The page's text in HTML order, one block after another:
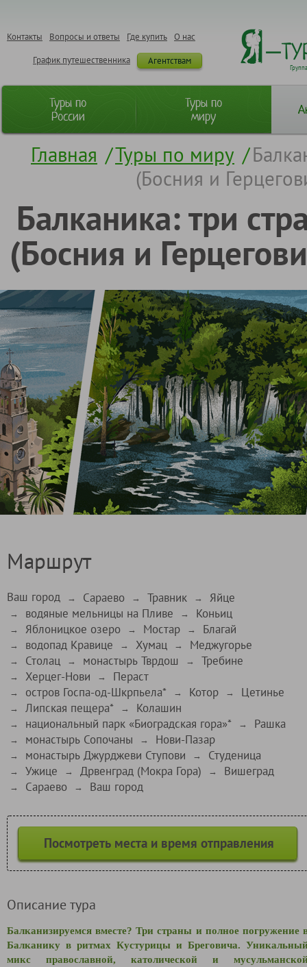
О нас
Где купить
Вопросы и ответы
Контакты
Агентствам
График путешественника
Туры по
России
Туры по
миру
Главная /Туры по миру /
(Босния и
Балканика: три
(Босния и
Маршрут
Ваш город → Сараево → Травник → Яйце
→ водяные мельницы на Пливе → Коньиц
→ Яблоницкое озеро → Мостар → Благай
→ водопад Кравице → Хумац → Меджугорье
→ Столац → монастырь Тврдош → Требине
→ Херцег-Нови → Пераст
→ остров Госпа-од-Шкрпьела* → Котор → Цетинье
→ Липская пещера* → Колашин
→ национальный парк «Биоградская гора»* → Рашка
→ монастырь Сопочаны → Нови-Пазар
→ монастырь Джурджеви Ступови → Студеница
→ Ужице → Дрвенград (Мокра Гора) → Вишеград
→ Сараево → Ваш город
Посмотреть места и время отправления
Описание тура
Балканизируемся вместе? Три страны и полное погружение
Балканику в ритмах Кустурицы и Бреговича.
микс православной, католической и